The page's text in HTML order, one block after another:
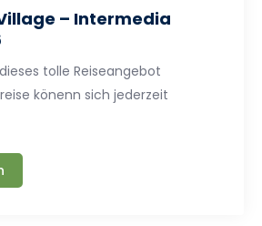
– Intermedia
tolle Reiseangebot
könenn sich jederzeit